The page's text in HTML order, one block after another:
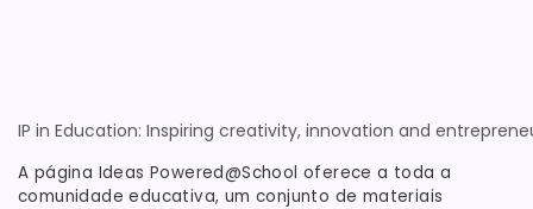
IP in Education: Inspiring creativity, innovation and
A página Ideas Powered@School oferece a toda a
comunidade educativa, um conjunto de materiais